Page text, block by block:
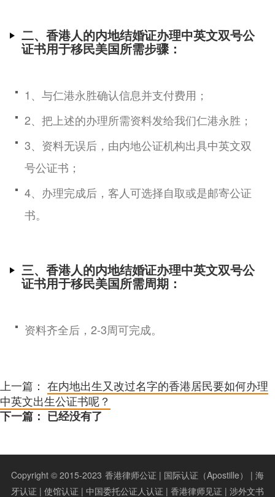
二、香港人的内地结婚证办理中英文双号公
证书用于移民美国所需步骤：
1、与仁港永胜确认信息并支付费用；
2、把上述的办理所需资料发给我们仁港永胜；
3、资料无误后，由内地公证机构出具中英文双
号公证书；
4、办理完成后，客人可选择自取或是邮寄公证
书。
三、香港人的内地结婚证办理中英文双号公
证书用于移民美国所需周期：
资料齐全后，2-3周可完成。
上一篇： 在内地出生又改过名字的香港居民要如何办理
中英文出生公证书呢？
下一篇： 已经没有了
Copyright © 2015-2023 香港律师公证 | 国际认证（Apostille） | 海
牙认证 | 使馆认证 | 中国委托公证人认证 | 香港律师见证 | 涉外文书